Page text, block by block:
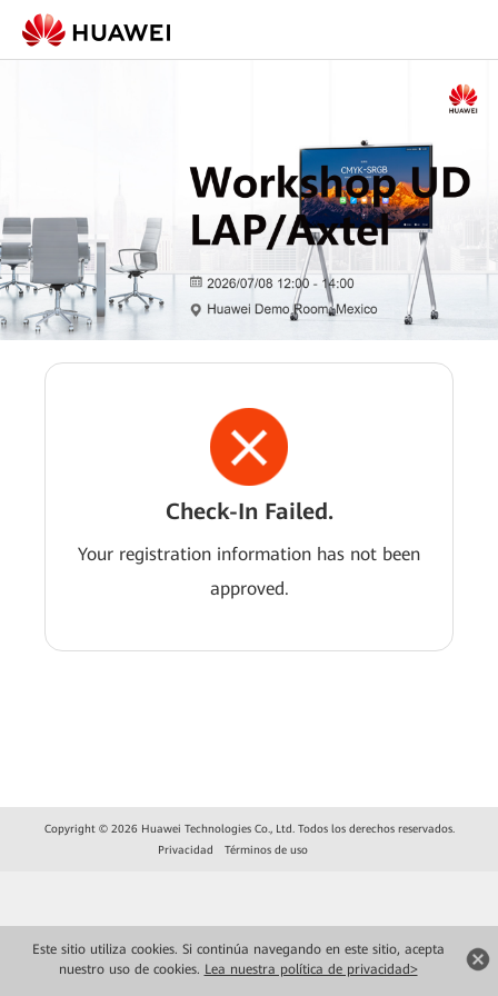
Este sitio utiliza cookies. Si continúa navegando en este sitio, acepta
nuestro uso de cookies. Lea nuestra política de privacidad>
Check-In Failed.
Your registration information has not been
approved.
Copyright © 2026 Huawei Technologies Co., Ltd. Todos los derechos reservados.
Privacidad
Términos de uso